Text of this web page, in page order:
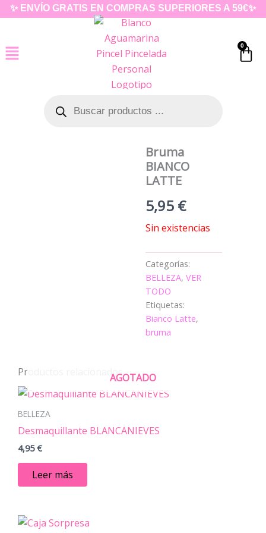
✨ ENVÍO GRATIS EN COMPRAS SUPERIORES A 59€✨
0
productos
Bruma
BIANCO
LATTE
5,95 €
Sin existencias
Categorías:
BELLEZA,VER
TODO
Etiquetas:
Bianco Latte,
bruma
Productos relacionadosAGOTADO
BELLEZA
Desmaquillante BLANCANIEVES
4,95€
Leer más
Rango